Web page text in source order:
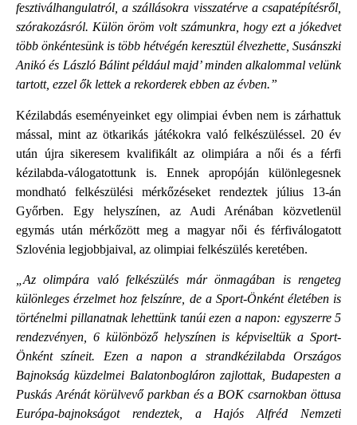
fesztiválhangulatról, a szállásokra visszatérve a csapatépítésről,
szórakozásról. Külön öröm volt számunkra, hogy ezt a jókedvet
több önkéntesünk is több hétvégén keresztül élvezhette, Susánszki
Anikó és László Bálint például majd’ minden alkalommal velünk
tartott, ezzel ők lettek a rekorderek ebben az évben.”
Kézilabdás eseményeinket egy olimpiai évben nem is zárhattuk
mással, mint az ötkarikás játékokra való felkészüléssel. 20 év
után újra sikeresem kvalifikált az olimpiára a női és a férfi
kézilabda-válogatottunk is. Ennek apropóján különlegesnek
mondható felkészülési mérkőzéseket rendeztek július 13-án
Győrben. Egy helyszínen, az Audi Arénában közvetlenül
egymás után mérkőzött meg a magyar női és férfiválogatott
Szlovénia legjobbjaival, az olimpiai felkészülés keretében.
„Az olimpára való felkészülés már önmagában is rengeteg
különleges érzelmet hoz felszínre, de a Sport-Önként életében is
történelmi pillanatnak lehettünk tanúi ezen a napon: egyszerre 5
rendezvényen, 6 különböző helyszínen is képviseltük a Sport-
Önként színeit. Ezen a napon a strandkézilabda Országos
Bajnokság küzdelmei Balatonbogláron zajlottak, Budapesten a
Puskás Arénát körülvevő parkban és a BOK csarnokban öttusa
Európa-bajnokságot rendeztek, a Hajós Alfréd Nemzeti